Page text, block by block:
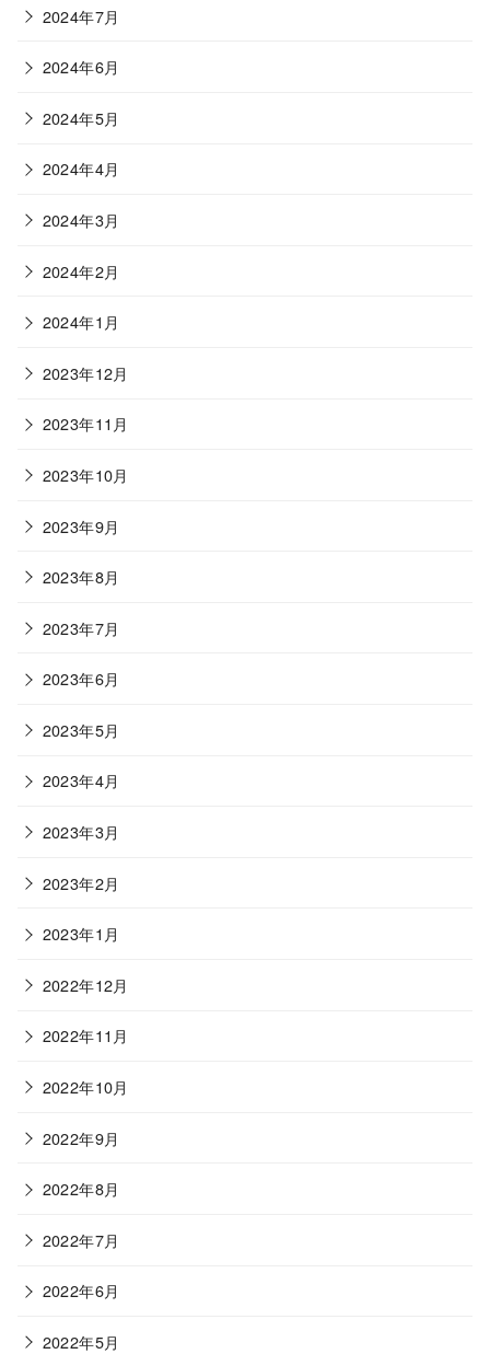
2024年7月
2024年6月
2024年5月
2024年4月
2024年3月
2024年2月
2024年1月
2023年12月
2023年11月
2023年10月
2023年9月
2023年8月
2023年7月
2023年6月
2023年5月
2023年4月
2023年3月
2023年2月
2023年1月
2022年12月
2022年11月
2022年10月
2022年9月
2022年8月
2022年7月
2022年6月
2022年5月